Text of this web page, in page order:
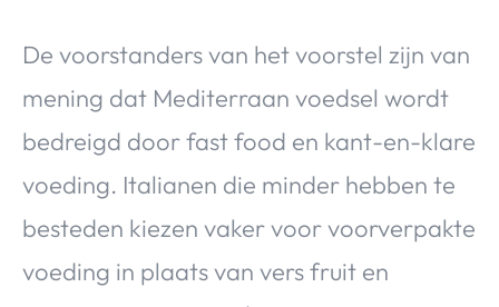
De voorstanders van het voorstel zijn van
mening dat Mediterraan voedsel wordt
bedreigd door fast food en kant-en-klare
voeding. Italianen die minder hebben te
besteden kiezen vaker voor voorverpakte
voeding in plaats van vers fruit en